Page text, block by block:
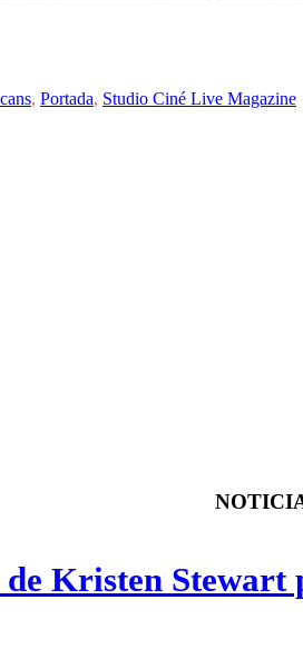
, Portada, Studio Ciné Live Magazine
de Kristen